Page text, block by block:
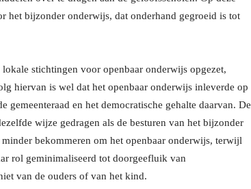
het bijzonder onderwijs, dat onderhand gegroeid is tot
stichtingen voor openbaar onderwijs opgezet,
hiervan is wel dat het openbaar onderwijs inleverde op
gemeenteraad en het democratische gehalte daarvan. De
wijze gedragen als de besturen van het bijzonder
bekommeren om het openbaar onderwijs, terwijl
rol geminimaliseerd tot doorgeefluik van
van de ouders of van het kind.